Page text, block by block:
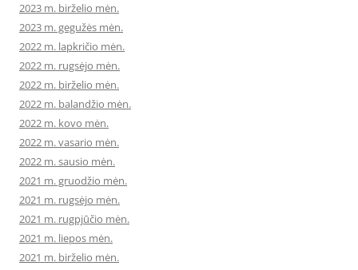
2023 m. birželio mėn.
2023 m. gegužės mėn.
2022 m. lapkričio mėn.
2022 m. rugsėjo mėn.
2022 m. birželio mėn.
2022 m. balandžio mėn.
2022 m. kovo mėn.
2022 m. vasario mėn.
2022 m. sausio mėn.
2021 m. gruodžio mėn.
2021 m. rugsėjo mėn.
2021 m. rugpjūčio mėn.
2021 m. liepos mėn.
2021 m. birželio mėn.